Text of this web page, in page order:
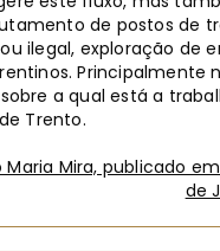
de postos de
ilegal, exploração de
Principalmente
a qual está a
Trento.
Mira, publicado
de